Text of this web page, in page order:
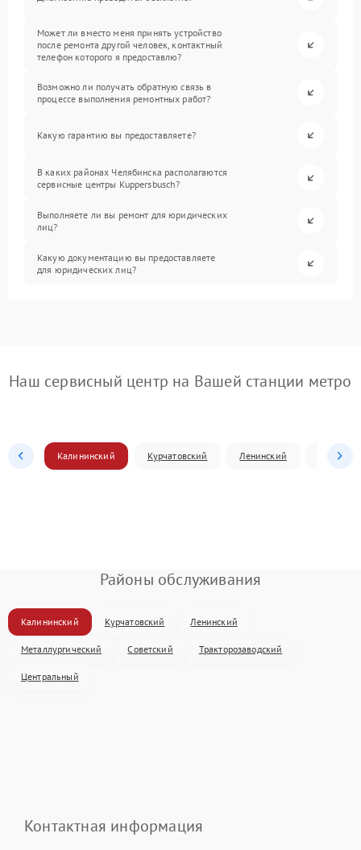
Может ли вместо меня принять устройство
после ремонта другой человек, контактный
телефон которого я предоставлю?
Возможно ли получать обратную связь в
процессе выполнения ремонтных работ?
Какую гарантию вы предоставляете?
В каких районах Челябинска располагаются
сервисные центры Kuppersbusch?
Выполняете ли вы ремонт для юридических
лиц?
Какую документацию вы предоставляете
для юридических лиц?
Наш сервисный центр на Вашей станции метро
Калининский Курчатовский Ленинский
Районы обслуживания
Калининский Курчатовский Ленинский
Металлургический Советский Тракторозаводский
Центральный
Контактная информация